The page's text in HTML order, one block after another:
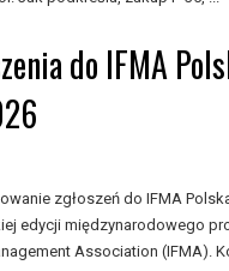
do IFMA
zgłoszeń do IFMA
edycji międzynarodowego
Association (IFMA).